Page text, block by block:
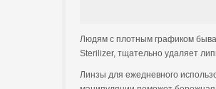
Людям с плотным графиком
Sterilizer, тщательно удаляет
Линзы для ежедневного